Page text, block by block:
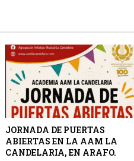
JORNADA DE PUERTAS
ABIERTAS EN LA AAM LA
CANDELARIA, EN ARAFO.